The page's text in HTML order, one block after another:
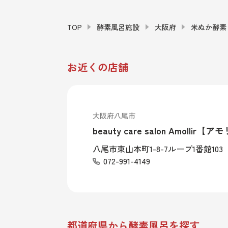
TOP 酵素風呂施設 大阪府 米ぬか酵
お近くの店舗
大阪府八尾市
beauty care salon Amollir【アモ
八尾市東山本町1-8-7ループ1番館103
072-991-4149
都道府県から酵素風呂を探す